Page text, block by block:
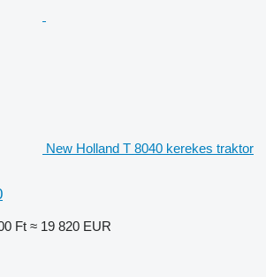
New Holland T 8040 kerekes traktor
Ft ≈ 19 820 EUR